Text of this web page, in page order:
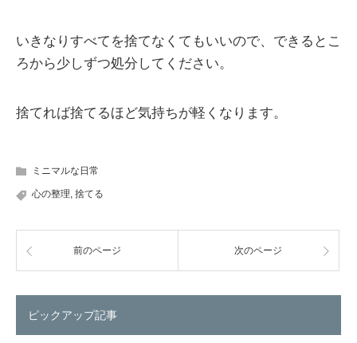
いきなりすべてを捨てなくてもいいので、できるとこ
ろから少しずつ処分してください。
捨てれば捨てるほど気持ちが軽くなります。
ミニマルな日常
心の整理, 捨てる
前のページ 次のページ
ピックアップ記事